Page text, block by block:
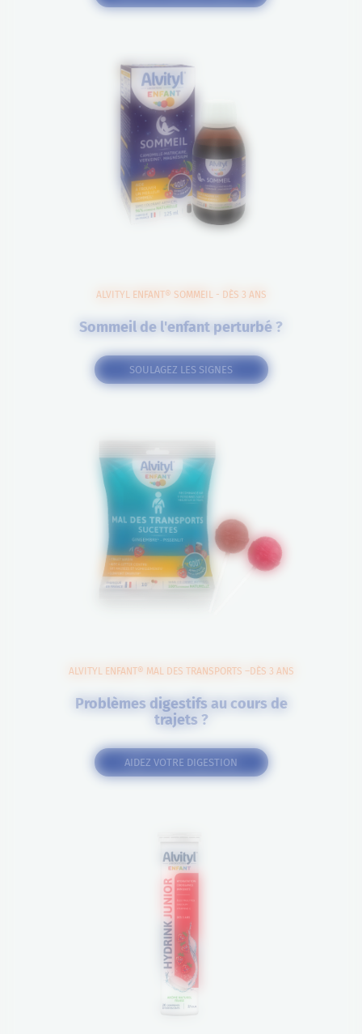
ALVITYL ENFANT® SOMMEIL - DÈS 3 ANS
Sommeil de l'enfant perturbé ?
SOULAGEZ LES SIGNES
ALVITYL ENFANT® MAL DES TRANSPORTS –DÈS 3 ANS
Problèmes digestifs au cours de
trajets ?
AIDEZ VOTRE DIGESTION